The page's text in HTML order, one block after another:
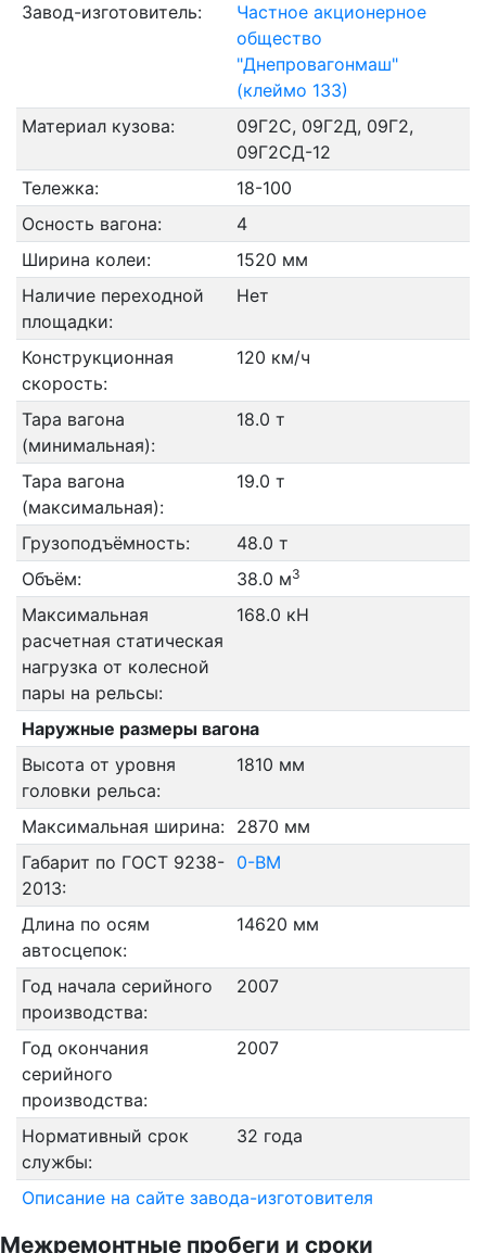
Завод-изготовитель:
Частное акционерное
общество
"Днепровагонмаш"
(клеймо 133)
Материал кузова:
09Г2С, 09Г2Д, 09Г2,
09Г2СД-12
Тележка:
18-100
Осность вагона:
4
Ширина колеи:
1520 мм
Наличие переходной
площадки:
Нет
Конструкционная
скорость:
120 км/ч
Тара вагона
(минимальная):
18.0 т
Тара вагона
(максимальная):
19.0 т
Грузоподъёмность:
48.0 т
Объём:
38.0 м3
Максимальная
расчетная статическая
нагрузка от колесной
пары на рельсы:
168.0 кН
Наружные размеры вагона
Высота от уровня
головки рельса:
1810 мм
Максимальная ширина:
2870 мм
Габарит по ГОСТ 9238-
2013:
0-ВМ
Длина по осям
автосцепок:
14620 мм
Год начала серийного
производства:
2007
Год окончания
серийного
производства:
2007
Нормативный срок
службы:
32 года
Описание на сайте завода-изготовителя
Межремонтные пробеги и сроки